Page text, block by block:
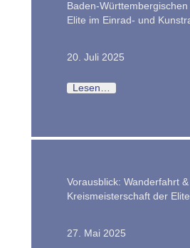
Baden-
Elite im Einrad- und
20. Juli 2025
Lesen…
Vorausblick: Wanderfahrt &
Kreismeisterschaft der
27. Mai 2025